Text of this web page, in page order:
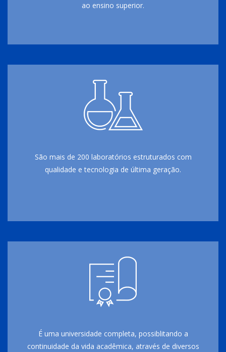
ao ensino superior.
São mais de 200 laboratórios estruturados com
qualidade e tecnologia de última geração.
É uma universidade completa, possiblitando a
continuidade da vida acadêmica, através de diversos